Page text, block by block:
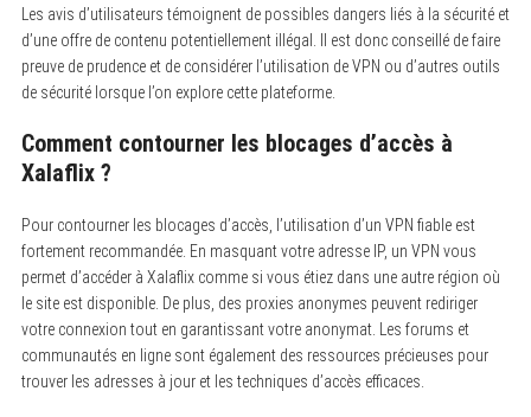
Les avis d’utilisateurs témoignent de possibles dangers liés à la sécurité et
d’une offre de contenu potentiellement illégal. Il est donc conseillé de faire
preuve de prudence et de considérer l’utilisation de VPN ou d’autres outils
de sécurité lorsque l’on explore cette plateforme.
Comment contourner les blocages d’accès à
Xalaflix ?
Pour contourner les blocages d’accès, l’utilisation d’un VPN fiable est
fortement recommandée. En masquant votre adresse IP, un VPN vous
permet d’accéder à Xalaflix comme si vous étiez dans une autre région où
le site est disponible. De plus, des proxies anonymes peuvent rediriger
votre connexion tout en garantissant votre anonymat. Les forums et
communautés en ligne sont également des ressources précieuses pour
trouver les adresses à jour et les techniques d’accès efficaces.